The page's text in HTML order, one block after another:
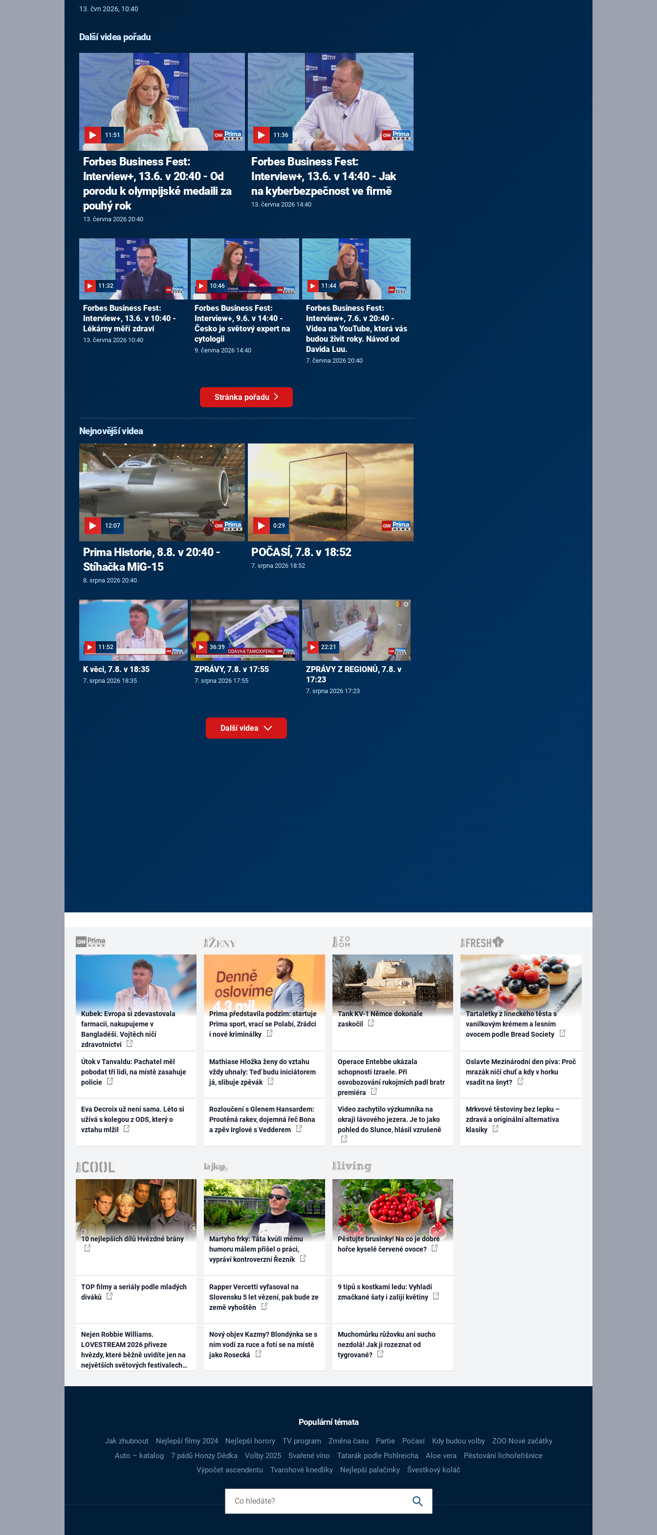
13. čvn 2026, 10:40
Další videa pořadu
11:51
Forbes Business Fest:
Interview+, 13.6. v 20:40 - Od
porodu k olympijské medaili za
pouhý rok
13. června 2026 20:40
11:36
Forbes Business Fest:
Interview+, 13.6. v 14:40 - Jak
na kyberbezpečnost ve firmě
13. června 2026 14:40
11:32
Forbes Business Fest:
Interview+, 13.6. v 10:40 -
Lékárny měří zdraví
13. června 2026 10:40
10:46
Forbes Business Fest:
Interview+, 9.6. v 14:40 -
Česko je světový expert na
cytologii
9. června 2026 14:40
11:44
Forbes Business Fest:
Interview+, 7.6. v 20:40 -
Videa na YouTube, která vás
budou živit roky. Návod od
Davida Luu.
7. června 2026 20:40
Stránka pořadu
Nejnovější videa
12:07
Prima Historie, 8.8. v 20:40 -
Stíhačka MiG-15
8. srpna 2026 20:40
0:29
POČASÍ, 7.8. v 18:52
7. srpna 2026 18:52
11:52
K věci, 7.8. v 18:35
7. srpna 2026 18:35
36:39
ZPRÁVY, 7.8. v 17:55
7. srpna 2026 17:55
22:21
ZPRÁVY Z REGIONŮ, 7.8. v
17:23
7. srpna 2026 17:23
Další videa
Kubek: Evropa si zdevastovala
farmacii, nakupujeme v
Bangladéši. Vojtěch ničí
zdravotnictví
Útok v Tanvaldu: Pachatel měl
pobodat tři lidi, na místě zasahuje
policie
Eva Decroix už není sama. Léto si
užívá s kolegou z ODS, který o
vztahu mlžil
Prima představila podzim: startuje
Prima sport, vrací se Polabí, Zrádci
i nové kriminálky
Mathiase Hložka ženy do vztahu
vždy uhnaly: Teď budu iniciátorem
já, slibuje zpěvák
Rozloučení s Glenem Hansardem:
Proutěná rakev, dojemná řeč Bona
a zpěv Irglové s Vedderem
Tank KV-1 Němce dokonale
zaskočil
Operace Entebbe ukázala
schopnosti Izraele. Při
osvobozování rukojmích padl bratr
premiéra
Video zachytilo výzkumníka na
okraji lávového jezera. Je to jako
pohled do Slunce, hlásil vzrušeně
Tartaletky z lineckého těsta s
vanilkovým krémem a lesním
ovocem podle Bread Society
Oslavte Mezinárodní den piva: Proč
mrazák ničí chuť a kdy v horku
vsadit na šnyt?
Mrkvové těstoviny bez lepku –
zdravá a originální alternativa
klasiky
10 nejlepších dílů Hvězdné brány
TOP filmy a seriály podle mladých
diváků
Nejen Robbie Williams.
LOVESTREAM 2026 přiveze
hvězdy, které běžně uvidíte jen na
největších světových festivalech
Martyho frky: Táta kvůli mému
humoru málem přišel o práci,
vypráví kontroverzní Řezník
Rapper Vercetti vyfasoval na
Slovensku 5 let vězení, pak bude ze
země vyhoštěn
Nový objev Kazmy? Blondýnka se s
ním vodí za ruce a fotí se na místě
jako Rosecká
Pěstujte brusinky! Na co je dobré
hořce kyselé červené ovoce?
9 tipů s kostkami ledu: Vyhladí
zmačkané šaty i zalijí květiny
Muchomůrku růžovku ani sucho
nezdolá! Jak ji rozeznat od
tygrované?
Populární témata
Jak zhubnout Nejlepší filmy 2024 Nejlepší horory TV program Změna času Partie Počasí Kdy budou volby
ZOO Nové začátky
Auto – katalog
7 pádů Honzy Dědka Volby 2025 Svařené víno Tatarák podle Pohlreicha Aloe vera
Pěstování lichořeřišnice
Výpočet ascendentu
Tvarohové knedlíky Nejlepší palačinky Švestkový koláč